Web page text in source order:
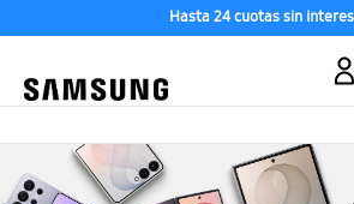
Hasta 24 cuotas sin